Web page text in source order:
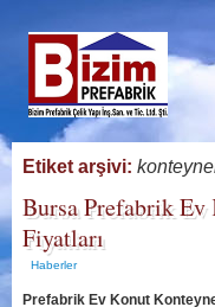
Etiket arşivi:
Bursa Prefabrik
Fiyatları
Haberler
Prefabrik Ev Konut